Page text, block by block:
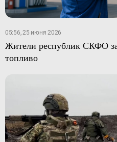
05:56, 25 июня 2026
Жители республик СКФО
топливо